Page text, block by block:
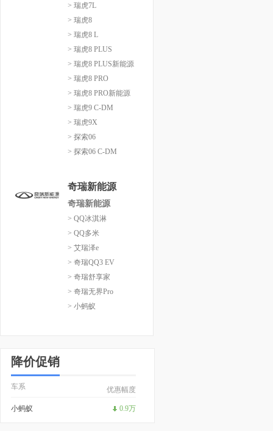
> 瑞虎7L
> 瑞虎8
> 瑞虎8 L
> 瑞虎8 PLUS
> 瑞虎8 PLUS新能源
> 瑞虎8 PRO
> 瑞虎8 PRO新能源
> 瑞虎9 C-DM
> 瑞虎9X
> 探索06
> 探索06 C-DM
奇瑞新能源
奇瑞新能源
> QQ冰淇淋
> QQ多米
> 艾瑞泽e
> 奇瑞QQ3 EV
> 奇瑞舒享家
> 奇瑞无界Pro
> 小蚂蚁
降价促销
车系 优惠幅度
小蚂蚁 0.9万